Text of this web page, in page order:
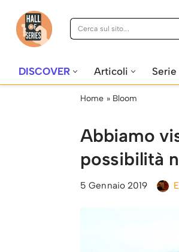
Vai
DISCOVER Articoli
Home » Bloom
Abbiamo
possibilità
5 Gennaio 2019